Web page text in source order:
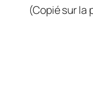
(Copié sur la